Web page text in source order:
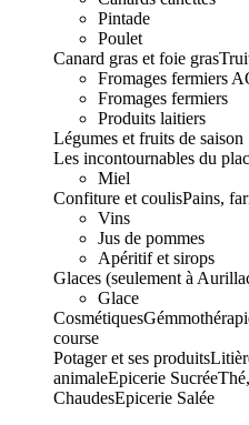
Pintade
Poulet
Canard gras et foie gras
Fromages fermiers
Fromages fermiers
Produits laitiers
Légumes et fruits de saison
Les incontournables du
Miel
Confiture et coulisPains,
Vins
Jus de pommes
Apéritif et sirops
Glaces (seulement à
Glace
Cosmétiques
course
Potager et ses produits
animaleEpicerie Sucrée
ChaudesEpicerie Salée